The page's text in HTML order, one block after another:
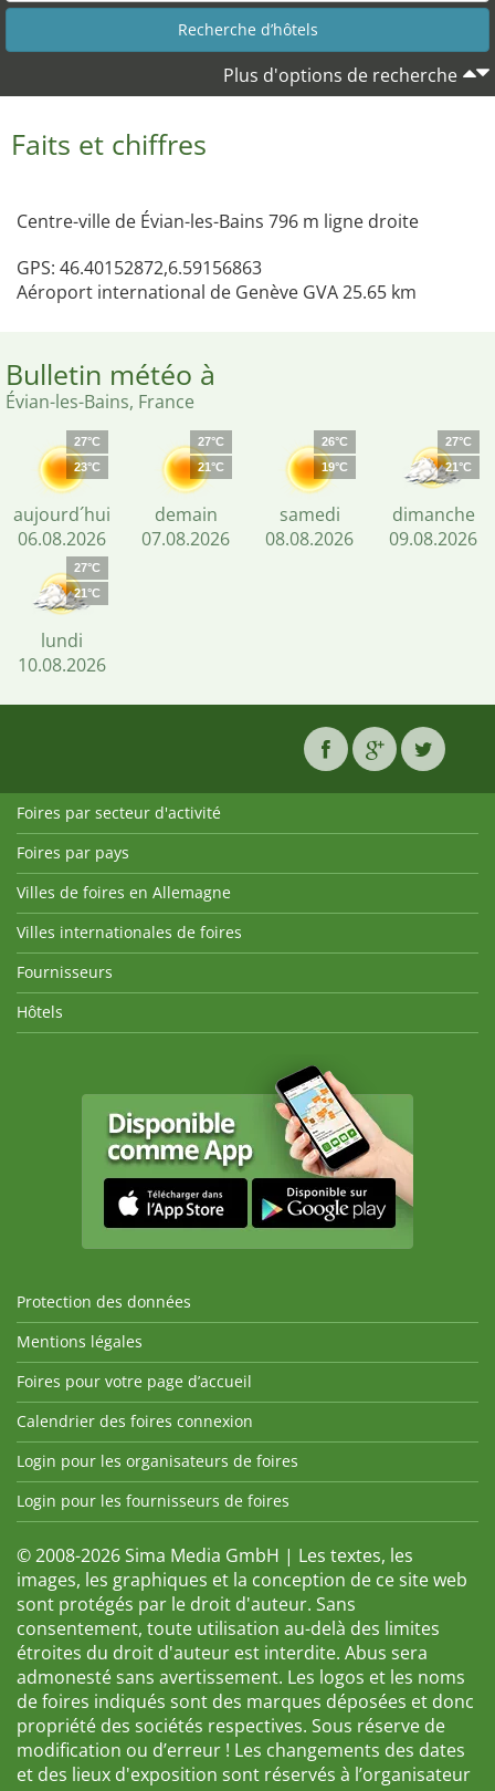
Plus d'options de recherche
Faits et chiffres
Centre-ville de Évian-les-Bains 796 m ligne droite
GPS: 46.40152872,6.59156863
Aéroport international de Genève GVA 25.65 km
Bulletin météo à
Évian-les-Bains, France
27°C
23°C
aujourd´hui
06.08.2026
27°C
21°C
demain
07.08.2026
26°C
19°C
samedi
08.08.2026
27°C
21°C
dimanche
09.08.2026
27°C
21°C
lundi
10.08.2026
Foires par secteur d'activité
Foires par pays
Villes de foires en Allemagne
Villes internationales de foires
Fournisseurs
Hôtels
Protection des données
Mentions légales
Foires pour votre page d’accueil
Calendrier des foires connexion
Login pour les organisateurs de foires
Login pour les fournisseurs de foires
© 2008-2026 Sima Media GmbH | Les textes, les
images, les graphiques et la conception de ce site web
sont protégés par le droit d'auteur. Sans
consentement, toute utilisation au-delà des limites
étroites du droit d'auteur est interdite. Abus sera
admonesté sans avertissement. Les logos et les noms
de foires indiqués sont des marques déposées et donc
propriété des sociétés respectives. Sous réserve de
modification ou d’erreur ! Les changements des dates
et des lieux d'exposition sont réservés à l’organisateur